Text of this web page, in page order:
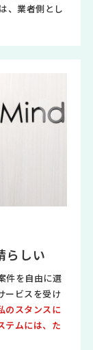
、業者側とし
らしい
件を自由に選
ービスを受け
のスタンスに
テムには、た